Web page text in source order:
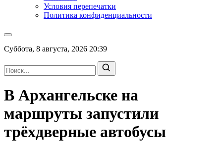
Условия перепечатки
Политика конфиденциальности
Суббота, 8 августа, 2026 20:39
В Архангельске на
маршруты запустили
трёхдверные автобусы